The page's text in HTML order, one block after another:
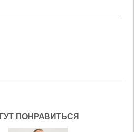
ПОНРАВИТЬСЯ